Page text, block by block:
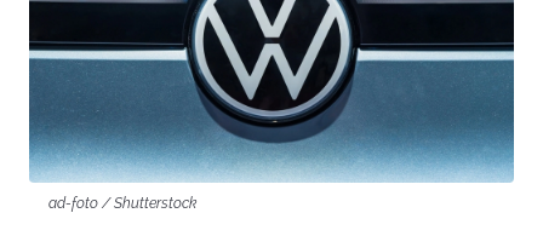
ad-foto / Shutterstock